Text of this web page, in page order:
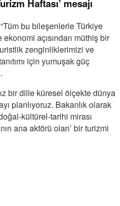
Haftası’ mesajı
bu bileşenlerle Türkiye
açısından müthiş bir
zenginliklerimizi ve
için yumuşak güç
bir dille küresel ölçekte dünya
planlıyoruz. Bakanlık olarak
kültürel-tarihi mirası
ana aktörü olan’ bir turizmi